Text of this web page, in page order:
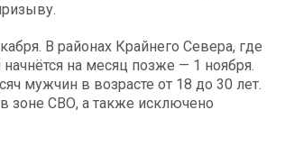
В районах Крайнего Севера, где
на месяц позже — 1 ноября.
мужчин в возрасте от 18 до 30 лет.
зоне СВО, а также исключено